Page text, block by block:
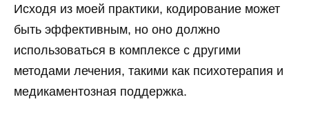
Исходя из моей практики, кодирование может
быть эффективным, но оно должно
использоваться в комплексе с другими
методами лечения, такими как психотерапия и
медикаментозная поддержка.